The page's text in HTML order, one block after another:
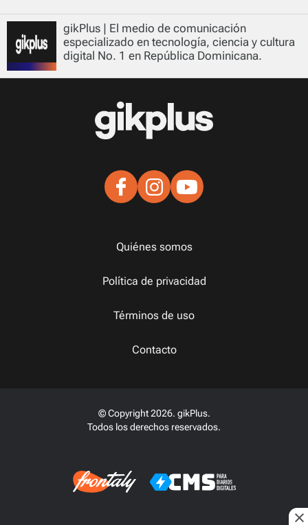
gikPlus | El medio de comunicación
especializado en tecnología, ciencia y cultura
digital No. 1 en República Dominicana.
Quiénes somos
Política de privacidad
Términos de uso
Contacto
© Copyright 2026. gikPlus.
Todos los derechos reservados.